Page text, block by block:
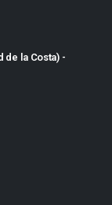
de la Costa) -